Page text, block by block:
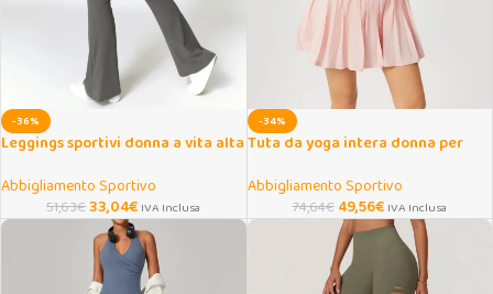
-36%
Leggings sportivi donna a vita alta
Abbigliamento Sportivo
51,63€33,04€ IVA Inclusa
-34%
Tuta da yoga intera donna per
Abbigliamento Sportivo
74,64€ 49,56€ IVA Inclusa